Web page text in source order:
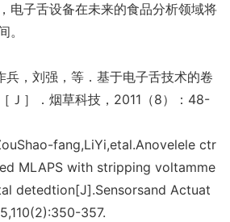
电子舌设备在未来的食品分析领域将
。
刘强，等．基于电子舌技术的卷
Ｊ］．烟草科技，2011（8）：48-
fang,LiYi,etal.Anovelele ctr
MLAPS with stripping voltamme
detedtion[J].Sensorsand Actuat
357.